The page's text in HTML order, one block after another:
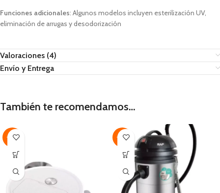
Funciones adicionales: Algunos modelos incluyen esterilización UV,
eliminación de arrugas y desodorización
Valoraciones (4)
Envío y Entrega
También te recomendamos…
-46% -36%